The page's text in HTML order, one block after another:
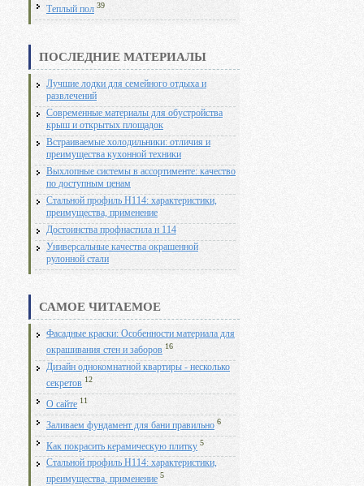
Теплый пол 39
ПОСЛЕДНИЕ МАТЕРИАЛЫ
Лучшие лодки для семейного отдыха и
развлечений
Современные материалы для обустройства
крыш и открытых площадок
Встраиваемые холодильники: отличия и
преимущества кухонной техники
Выхлопные системы в ассортименте: качество
по доступным ценам
Стальной профиль Н114: характеристики,
преимущества, применение
Достоинства профнастила н 114
Универсальные качества окрашенной
рулонной стали
САМОЕ ЧИТАЕМОЕ
Фасадные краски: Особенности материала для
окрашивания стен и заборов 16
Дизайн однокомнатной квартиры - несколько
секретов 12
О сайте 11
Заливаем фундамент для бани правильно 6
Как покрасить керамическую плитку 5
Стальной профиль Н114: характеристики,
преимущества, применение 5